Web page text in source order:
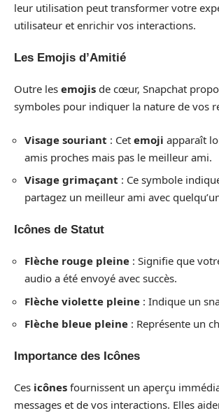
leur utilisation peut transformer votre
utilisateur et enrichir vos interactions.
Les Emojis d’Amitié
Outre les emojis de cœur, Snapchat
symboles pour indiquer la nature de vos
Visage souriant : Cet emoji apparaît
amis proches mais pas le meilleur ami.
Visage grimaçant : Ce symbole
partagez un meilleur ami avec
Icônes de Statut
Flèche rouge pleine : Signifie que
audio a été envoyé avec succès.
Flèche violette pleine : Indique un
Flèche bleue pleine : Représente un
Importance des Icônes
Ces icônes fournissent un aperçu
messages et de vos interactions. Elles